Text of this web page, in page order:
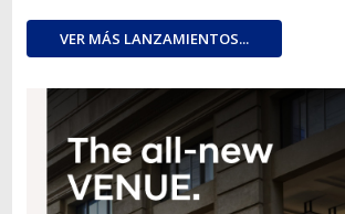
VER MÁS LANZAMIENTOS...